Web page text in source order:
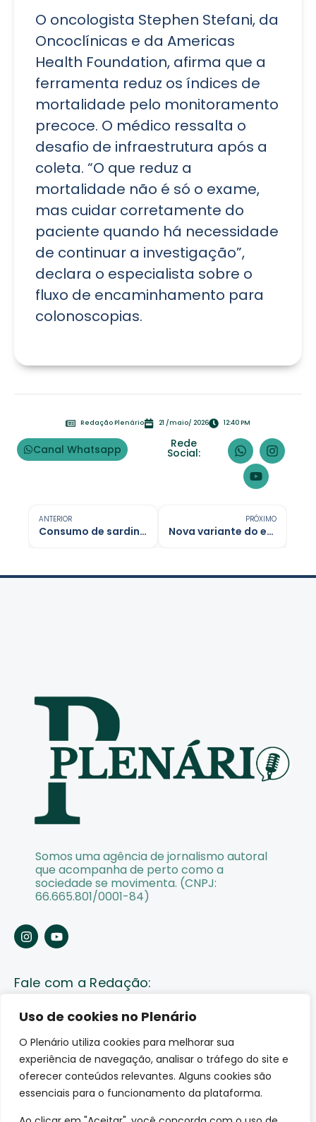
Uso de cookies no Plenário
O Plenário utiliza cookies para melhorar sua
experiência de navegação, analisar o tráfego do site e
oferecer conteúdos relevantes. Alguns cookies são
essenciais para o funcionamento da plataforma.
O oncologista Stephen Stefani, da
Oncoclínicas e da Americas
Health Foundation, afirma que a
ferramenta reduz os índices de
mortalidade pelo monitoramento
precoce. O médico ressalta o
desafio de infraestrutura após a
coleta. “O que reduz a
mortalidade não é só o exame,
mas cuidar corretamente do
paciente quando há necessidade
de continuar a investigação”,
declara o especialista sobre o
fluxo de encaminhamento para
colonoscopias.
Redação Plenário 21 /maio/ 2026 12:40 PM
Canal Whatsapp Rede
Social:
ANTERIOR
Consumo de sardinha traz benefícios para a saúde e previne doenças
PRÓXIMO
Nova variante do ebola gera alerta de surto no Congo
Somos uma agência de jornalismo autoral
que acompanha de perto como a
sociedade se movimenta. (CNPJ:
66.665.801/0001-84)
Fale com a Redação:
Enviar pauta
Fale conosco
Av. Lauro Sodré, 1259. Olaria – Porto Velho (RO)
CEP: 76801-289